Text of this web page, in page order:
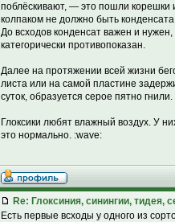
поблёскивают, — это пошли корешки
колпаком не должно быть
До всходов конденсат важен и
категорически противопоказан.
Далее на протяжении всей жизни
листа или на самой пластине
суток, образуется серое пятно
Глоксики любят влажный воздух. У
это нормально. :wave:
Re: Глоксиния, синингии, тидея,
Есть первые всходы у одного из